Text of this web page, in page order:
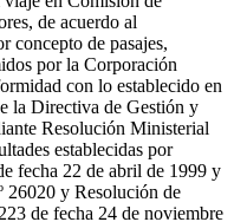
de acuerdo al
concepto de pasajes,
por la Corporación
con lo establecido en
la Directiva de Gestión y
Resolución Ministerial
establecidas por
fecha 22 de abril de 1999 y
26020 y Resolución de
de fecha 24 de noviembre